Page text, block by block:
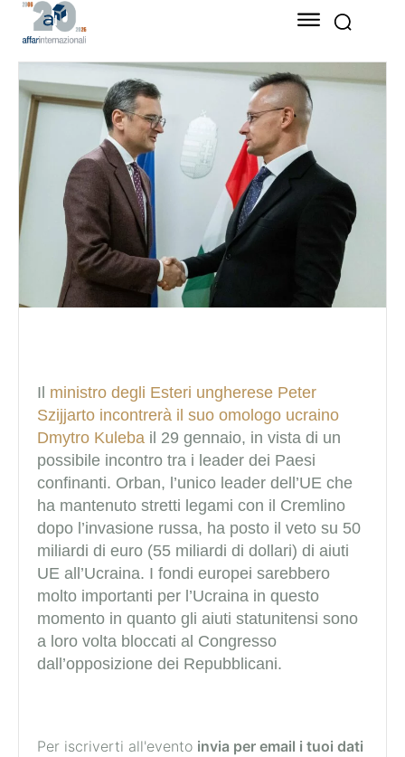
Il ministro degli Esteri ungherese Peter
Szijjarto incontrerà il suo omologo ucraino
Dmytro Kuleba il 29 gennaio, in vista di un
possibile incontro tra i leader dei Paesi
confinanti. Orban, l’unico leader dell’UE che
ha mantenuto stretti legami con il Cremlino
dopo l’invasione russa, ha posto il veto su 50
miliardi di euro (55 miliardi di dollari) di aiuti
UE all’Ucraina. I fondi europei sarebbero
molto importanti per l’Ucraina in questo
momento in quanto gli aiuti statunitensi sono
a loro volta bloccati al Congresso
dall’opposizione dei Repubblicani.
Per iscriverti all'evento invia per email i tuoi dati